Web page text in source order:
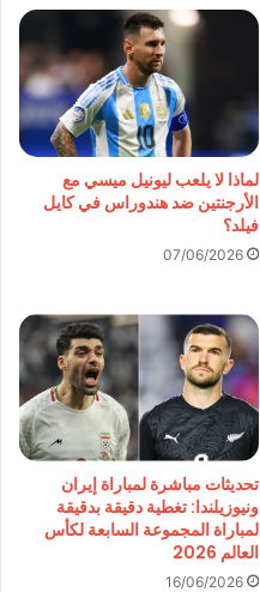
لماذا لا يلعب ليونيل ميسي مع
الأرجنتين ضد هندوراس في كايل
فيلد؟
07/06/2026
تحديثات مباشرة لمباراة إيران
ونيوزيلندا: تغطية دقيقة بدقيقة
لمباراة المجموعة السابعة لكأس
العالم 2026
16/06/2026